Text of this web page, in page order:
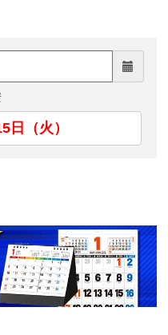
日（火）